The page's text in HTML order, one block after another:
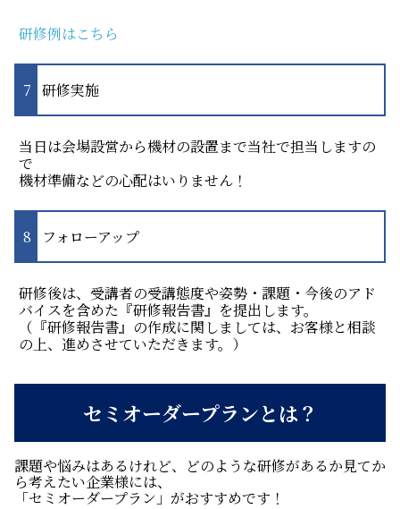
研修例はこちら
研修実施
当日は会場設営から機材の設置まで当社で担当しますの
で
機材準備などの心配はいりません！
フォローアップ
研修後は、受講者の受講態度や姿勢・課題・今後のアド
バイスを含めた『研修報告書』を提出します。
（『研修報告書』の作成に関しましては、お客様と相談
の上、進めさせていただきます。）
セミオーダープランとは？
課題や悩みはあるけれど、どのような研修があるか見てか
ら考えたい企業様には、
「セミオーダープラン」がおすすめです！